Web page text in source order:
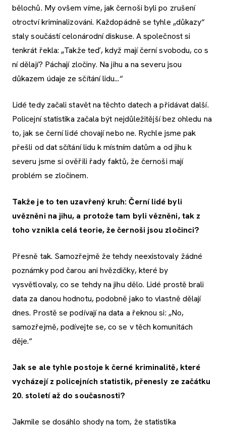
bělochů. My ovšem víme, jak černoši byli po zrušení
otroctví kriminalizováni. Každopádně se tyhle „důkazy“
staly součástí celonárodní diskuse. A společnost si
tenkrát řekla: „Takže teď, když mají černí svobodu, co s
ní dělají? Páchají zločiny. Na jihu a na severu jsou
důkazem údaje ze sčítání lidu...“
Lidé tedy začali stavět na těchto datech a přidávat další.
Policejní statistika začala být nejdůležitější bez ohledu na
to, jak se černí lidé chovají nebo ne. Rychle jsme pak
přešli od dat sčítání lidu k místním datům a od jihu k
severu jsme si ověřili řady faktů, že černoši mají
problém se zločinem.
Takže je to ten uzavřený kruh: Černí lidé byli
uvězněni na jihu, a protože tam byli vězněni, tak z
toho vznikla celá teorie, že černoši jsou zločinci?
Přesně tak. Samozřejmě že tehdy neexistovaly žádné
poznámky pod čarou ani hvězdičky, které by
vysvětlovaly, co se tehdy na jihu dělo. Lidé prostě brali
data za danou hodnotu, podobně jako to vlastně dělají
dnes. Prostě se podívají na data a řeknou si: „No,
samozřejmě, podívejte se, co se v těch komunitách
děje.“
Jak se ale tyhle postoje k černé kriminalitě, které
vycházejí z policejních statistik, přenesly ze začátku
20. století až do současnosti?
Jakmile se dosáhlo shody na tom, že statistika